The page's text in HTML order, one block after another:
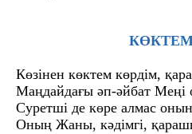
Көзінен көктем көрдім,
Маңдайдағы әп-әйбат Меңі
Суретші де көре алмас
Оның Жаны, кәдімгі,